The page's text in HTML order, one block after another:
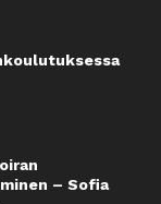
– Sofia